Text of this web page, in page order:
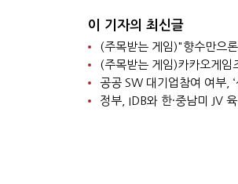
이 기자의 최신글
공공 SW 대기업참여 여부,
정부, IDB와 한·중남미 JV